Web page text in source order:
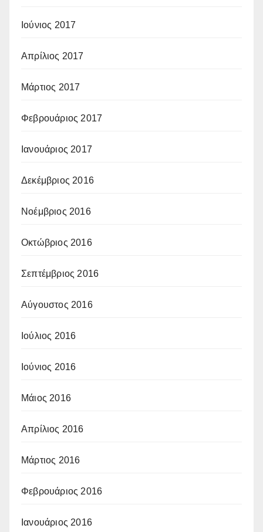
Ιούνιος 2017
Απρίλιος 2017
Μάρτιος 2017
Φεβρουάριος 2017
Ιανουάριος 2017
Δεκέμβριος 2016
Νοέμβριος 2016
Οκτώβριος 2016
Σεπτέμβριος 2016
Αύγουστος 2016
Ιούλιος 2016
Ιούνιος 2016
Μάιος 2016
Απρίλιος 2016
Μάρτιος 2016
Φεβρουάριος 2016
Ιανουάριος 2016